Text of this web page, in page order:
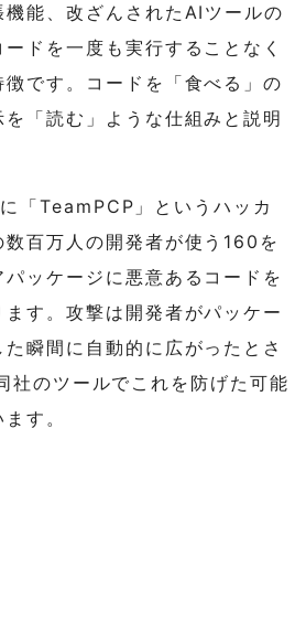
能、改ざんされたAIツールの
ドを一度も実行することなく
です。コードを「食べる」の
「読む」ような仕組みと説明
「TeamPCP」というハッカ
百万人の開発者が使う160を
ッケージに悪意あるコードを
す。攻撃は開発者がパッケー
瞬間に自動的に広がったとさ
のツールでこれを防げた可能
す。